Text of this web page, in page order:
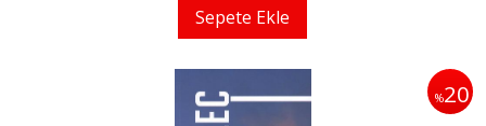
Sepete Ekle
%20